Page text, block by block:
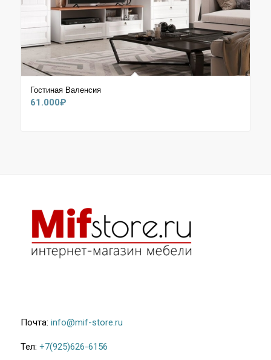
Гостиная Валенсия
61.000₽
Почта: info@mif-store.ru
Тел: +7(925)626-6156